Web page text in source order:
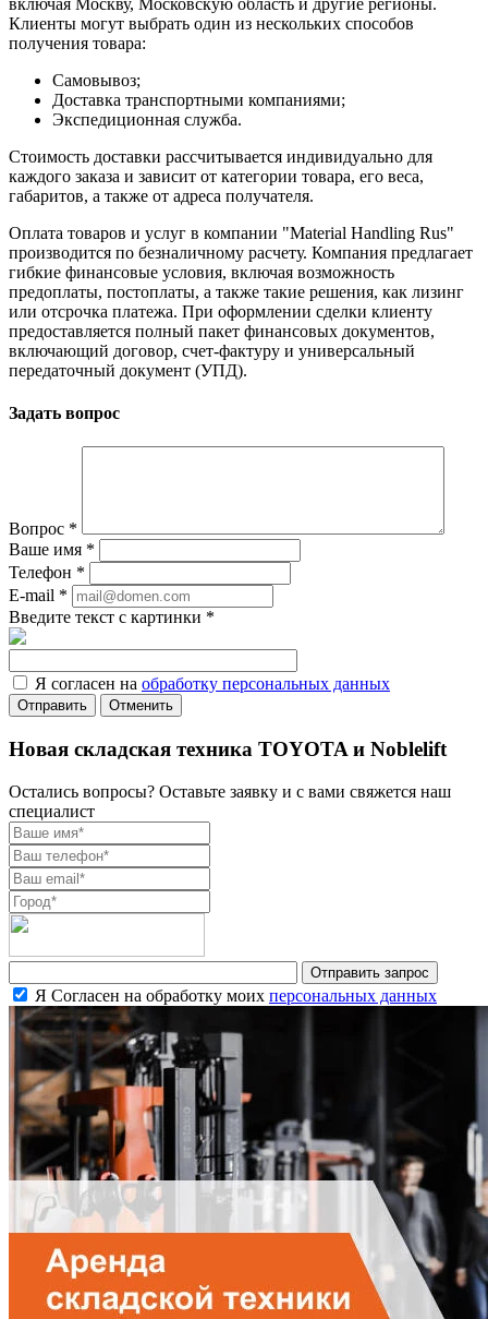
Клиенты могут выбрать один из нескольких способов
получения товара:
Самовывоз;
Доставка транспортными компаниями;
Экспедиционная служба.
Стоимость доставки рассчитывается индивидуально для
каждого заказа и зависит от категории товара, его веса,
габаритов, а также от адреса получателя.
Оплата товаров и услуг в компании "Material Handling Rus"
производится по безналичному расчету. Компания предлагает
гибкие финансовые условия, включая возможность
предоплаты, постоплаты, а также такие решения, как лизинг
или отсрочка платежа. При оформлении сделки клиенту
предоставляется полный пакет финансовых документов,
включающий договор, счет-фактуру и универсальный
передаточный документ (УПД).
Задать вопрос
Вопрос *
Ваше имя *
Телефон *
E-mail *
Введите текст с картинки *
Я согласен на обработку персональных данных
Отменить
Новая складская техника TOYOTA и Noblelift
Остались вопросы? Оставьте заявку и с вами свяжется наш
специалист
Я Согласен на обработку моих персональных данных